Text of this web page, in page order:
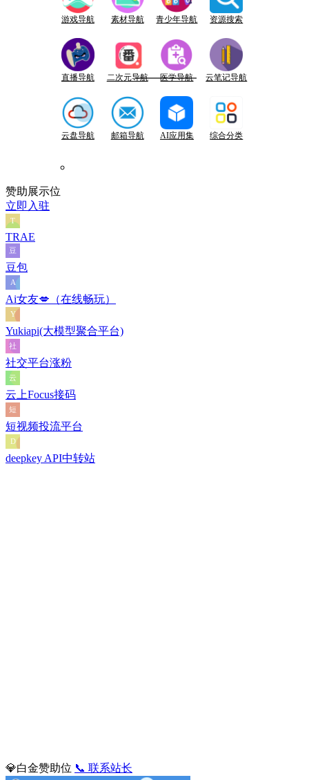
游戏导航 素材导航 青少年导航 资源搜索
直播导航 二次元导航 医学导航 云笔记导航
云盘导航 邮箱导航 AI应用集 综合分类
赞助展示位
立即入驻
TRAE
豆包
Ai女友💋（在线畅玩）
Yukiapi(大模型聚合平台)
社交平台涨粉
云上Focus接码
短视频投流平台
deepkey API中转站
💎白金赞助位 📞 联系站长